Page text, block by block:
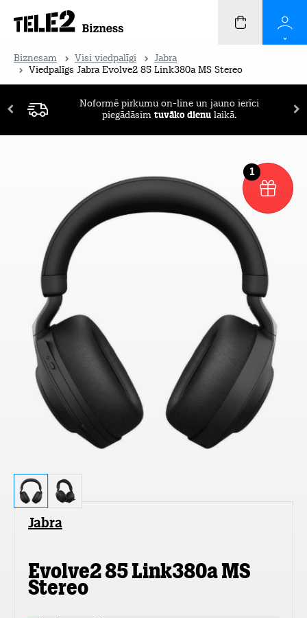
Biznesam Visi viedpalīgi
Jabra
Viedpalīgs Jabra Evolve2 85 Link380a MS Stereo
Noformē pirkumu on-line un jauno ierīci
piegādāsim tuvāko dienu laikā.
1
Jabra
Evolve2 85 Link380a MS
Stereo